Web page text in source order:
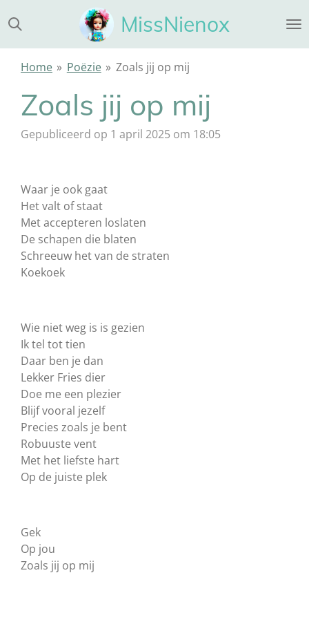
direct
naar
MissNienox
Home » Poëzie » Zoals jij op mij
Zoals jij op mij
Gepubliceerd op 1 april 2025 om 18:05
Waar je ook gaat
Het valt of staat
Met accepteren loslaten
De schapen die blaten
Schreeuw het van de straten
Koekoek
Wie niet weg is is gezien
Ik tel tot tien
Daar ben je dan
Lekker Fries dier
Doe me een plezier
Blijf vooral jezelf
Precies zoals je bent
Robuuste vent
Met het liefste hart
Op de juiste plek
Gek
Op jou
Zoals jij op mij